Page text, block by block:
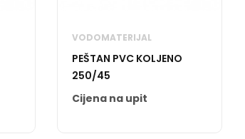
VODOMATERIJAL
PEŠTAN PVC KOLJENO
250/45
Cijena na upit